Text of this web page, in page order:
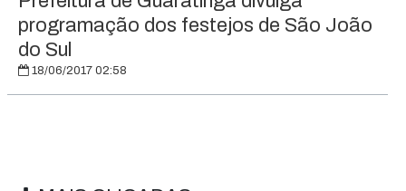
programação dos festejos de São João
do Sul
18/06/2017 02:58